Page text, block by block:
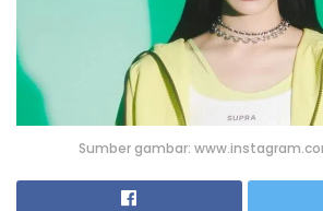
Sumber gambar: